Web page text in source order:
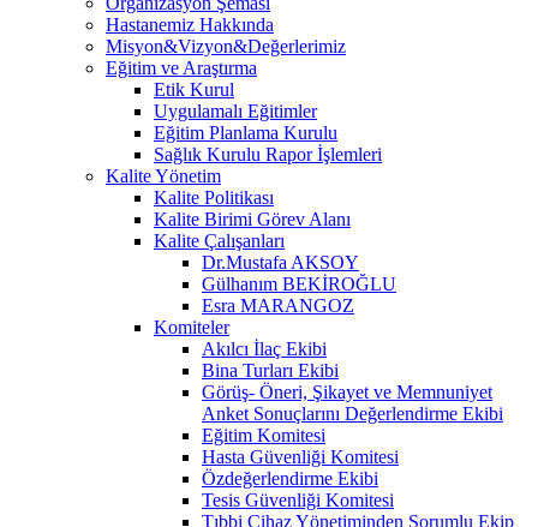
Hastanemiz Hakkında
Misyon&Vizyon&Değerlerimiz
Eğitim ve Araştırma
Etik Kurul
Uygulamalı Eğitimler
Eğitim Planlama Kurulu
Sağlık Kurulu Rapor İşlemleri
Kalite Yönetim
Kalite Politikası
Kalite Birimi Görev Alanı
Kalite Çalışanları
Dr.Mustafa AKSOY
Gülhanım BEKİROĞLU
Esra MARANGOZ
Komiteler
Akılcı İlaç Ekibi
Bina Turları Ekibi
Görüş- Öneri, Şikayet ve Memnuniyet
Anket Sonuçlarını Değerlendirme Ekibi
Eğitim Komitesi
Hasta Güvenliği Komitesi
Özdeğerlendirme Ekibi
Tesis Güvenliği Komitesi
Tıbbi Cihaz Yönetiminden Sorumlu Ekip